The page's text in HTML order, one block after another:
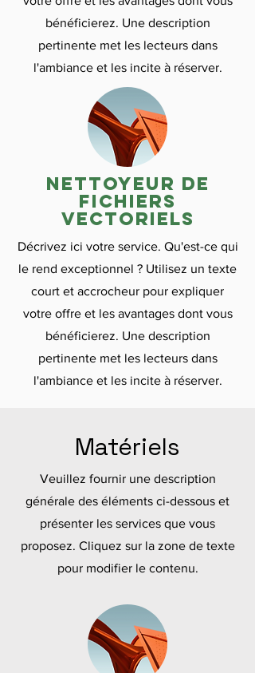
bénéficierez. Une description
pertinente met les lecteurs dans
l'ambiance et les incite à réserver.
nettoyeur de
fichiers
vectoriels
Décrivez ici votre service. Qu'est-ce qui
le rend exceptionnel ? Utilisez un texte
court et accrocheur pour expliquer
votre offre et les avantages dont vous
bénéficierez. Une description
pertinente met les lecteurs dans
l'ambiance et les incite à réserver.
Matériels
Veuillez fournir une description
générale des éléments ci-dessous et
présenter les services que vous
proposez. Cliquez sur la zone de texte
pour modifier le contenu.